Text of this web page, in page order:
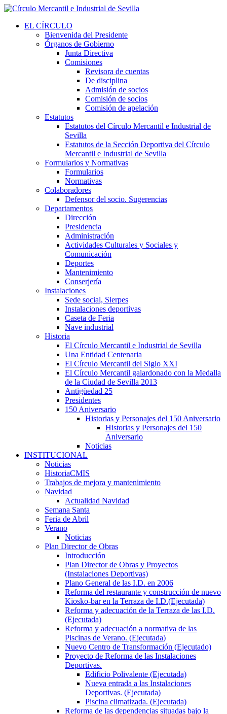
EL CÍRCULO
Bienvenida del Presidente
Órganos de Gobierno
Junta Directiva
Comisiones
Revisora de cuentas
De disciplina
Admisión de socios
Comisión de socios
Comisión de apelación
Estatutos
Estatutos del Círculo Mercantil e Industrial de
Sevilla
Estatutos de la Sección Deportiva del Círculo
Mercantil e Industrial de Sevilla
Formularios y Normativas
Formularios
Normativas
Colaboradores
Defensor del socio. Sugerencias
Departamentos
Dirección
Presidencia
Administración
Actividades Culturales y Sociales y
Comunicación
Deportes
Mantenimiento
Conserjería
Instalaciones
Sede social, Sierpes
Instalaciones deportivas
Caseta de Feria
Nave industrial
Historia
El Círculo Mercantil e Industrial de Sevilla
Una Entidad Centenaria
El Círculo Mercantil del Siglo XXI
El Círculo Mercantil galardonado con la Medalla
de la Ciudad de Sevilla 2013
Antigüedad 25
Presidentes
150 Aniversario
Historias y Personajes del 150 Aniversario
Historias y Personajes del 150
Aniversario
Noticias
INSTITUCIONAL
Noticias
HistoriaCMIS
Trabajos de mejora y mantenimiento
Navidad
Actualidad Navidad
Semana Santa
Feria de Abril
Verano
Noticias
Plan Director de Obras
Introducción
Plan Director de Obras y Proyectos
(Instalaciones Deportivas)
Plano General de las I.D. en 2006
Reforma del restaurante y construcción de nuevo
Kiosko-bar en la Terraza de I.D.(Ejecutada)
Reforma y adecuación de la Terraza de las I.D.
(Ejecutada)
Reforma y adecuación a normativa de las
Piscinas de Verano. (Ejecutada)
Nuevo Centro de Transformación (Ejecutado)
Proyecto de Reforma de las Instalaciones
Deportivas.
Edificio Polivalente (Ejecutada)
Nueva entrada a las Instalaciones
Deportivas. (Ejecutada)
Piscina climatizada. (Ejecutada)
Reforma de las dependencias situadas bajo la